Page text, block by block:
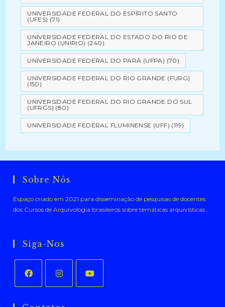
UNIVERSIDADE FEDERAL DO ESPÍRITO SANTO
(UFES) (71)
UNIVERSIDADE FEDERAL DO ESTADO DO RIO DE
JANEIRO (UNIRIO) (240)
UNIVERSIDADE FEDERAL DO PARÁ (UFPA) (70)
UNIVERSIDADE FEDERAL DO RIO GRANDE (FURG)
(150)
UNIVERSIDADE FEDERAL DO RIO GRANDE DO SUL
(UFRGS) (80)
UNIVERSIDADE FEDERAL FLUMINENSE (UFF) (119)
Sobre Nós
Espaço criado em 2021 para disseminação de pesquisas de docentes
dos Cursos de Arquivologia brasileiros sobre temáticas arquivísticas .
Siga-Nos
em
em